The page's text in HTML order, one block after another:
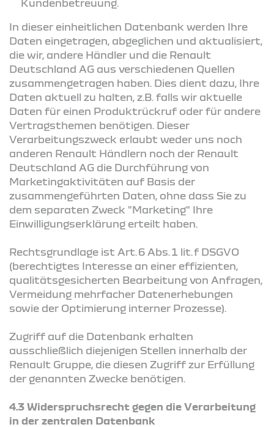
Kundenbetreuung.
In dieser einheitlichen Datenbank werden Ihre
Daten eingetragen, abgeglichen und aktualisiert,
die wir, andere Händler und die Renault
Deutschland AG aus verschiedenen Quellen
zusammengetragen haben. Dies dient dazu, Ihre
Daten aktuell zu halten, z.B. falls wir aktuelle
Daten für einen Produktrückruf oder für andere
Vertragsthemen benötigen. Dieser
Verarbeitungszweck erlaubt weder uns noch
anderen Renault Händlern noch der Renault
Deutschland AG die Durchführung von
Marketingaktivitäten auf Basis der
zusammengeführten Daten, ohne dass Sie zu
dem separaten Zweck "Marketing" Ihre
Einwilligungserklärung erteilt haben.
Rechtsgrundlage ist Art. 6 Abs. 1 lit. f DSGVO
(berechtigtes Interesse an einer effizienten,
qualitätsgesicherten Bearbeitung von Anfragen,
Vermeidung mehrfacher Datenerhebungen
sowie der Optimierung interner Prozesse).
Zugriff auf die Datenbank erhalten
ausschließlich diejenigen Stellen innerhalb der
Renault Gruppe, die diesen Zugriff zur Erfüllung
der genannten Zwecke benötigen.
4.3 Widerspruchsrecht gegen die Verarbeitung
in der zentralen Datenbank